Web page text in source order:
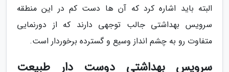
البته باید اشاره کرد که آن ها دست کم در این منطقه
سرویس بهداشتی جالب توجهی دارند که از دورنمایی
متفاوت رو به چشم انداز وسیع و گسترده برخوردار است.
سرویس بهداشتی دوست دار طبیعت